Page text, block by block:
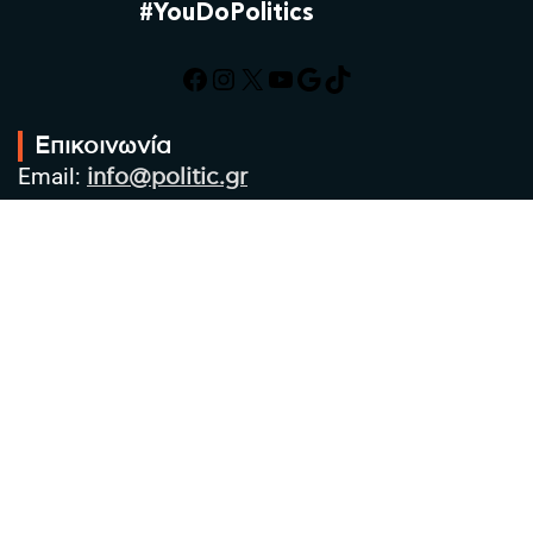
#YouDoPolitics
Facebook
Instagram
X YouTube
Google
TikTok
Επικοινωνία
Email: info@politic.gr
Τηλ: